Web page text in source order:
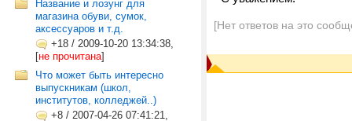
Название и лозунг для
магазина обуви, сумок,
аксессуаров и т.д.
+18 / 2009-10-20 13:34:38,
[не прочитана]
Что может быть интересно
выпускникам (школ,
институтов, колледжей..)
+8 / 2007-04-26 07:41:21,
[Нет ответов на это